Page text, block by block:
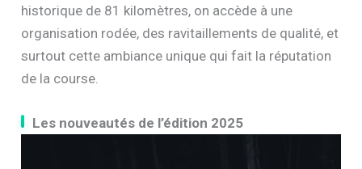
historique de 81 kilomètres, on accède à une
organisation rodée, des ravitaillements de qualité, et
surtout cette ambiance unique qui fait la réputation
de la course.
Les nouveautés de l’édition 2025